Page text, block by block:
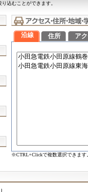
込むことができます。
沿線 住所 ア
※CTRL+Clickで複数選択できます。